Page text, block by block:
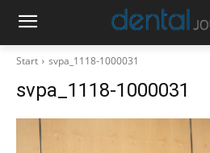
Start svpa_1118-1000031
svpa_1118-1000031